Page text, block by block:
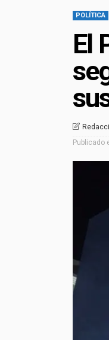
POLÍTICA
El
Publicado